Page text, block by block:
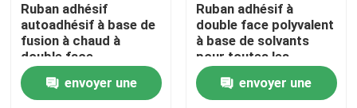
Visite de l'usine
Contrôle de qualité
Ruban adhésif
autoadhésif à base de
fusion à chaud à
double face
envoyer une
Ruban adhésif à
double face polyvalent
à base de solvants
pour toutes les
applications
envoyer une